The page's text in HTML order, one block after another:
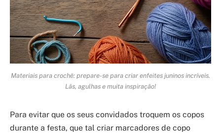
Materiais para crochê: prepare-se para criar enfeites juninos incríveis.
Lãs, agulhas e muita inspiração!
Para evitar que os seus convidados troquem os copos
durante a festa, que tal criar marcadores de copo